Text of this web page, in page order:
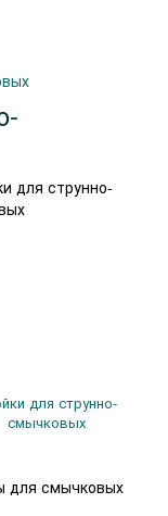
для струнно-
смычковых